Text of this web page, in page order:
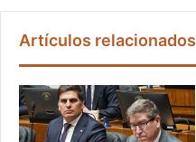
Artículos relacionados